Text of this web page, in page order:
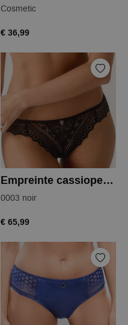
Cosmetic
€ 36,99
Empreinte cassiopee string
0003 noir
€ 65,99